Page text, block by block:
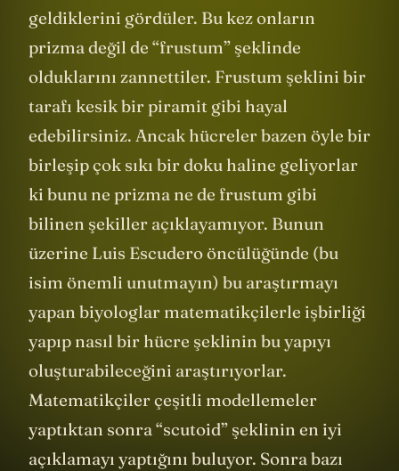
geldiklerini gördüler. Bu kez onların
prizma değil de “frustum” şeklinde
olduklarını zannettiler. Frustum şeklini bir
tarafı kesik bir piramit gibi hayal
edebilirsiniz. Ancak hücreler bazen öyle bir
birleşip çok sıkı bir doku haline geliyorlar
ki bunu ne prizma ne de frustum gibi
bilinen şekiller açıklayamıyor. Bunun
üzerine Luis Escudero öncülüğünde (bu
isim önemli unutmayın) bu araştırmayı
yapan biyologlar matematikçilerle işbirliği
yapıp nasıl bir hücre şeklinin bu yapıyı
oluşturabileceğini araştırıyorlar.
Matematikçiler çeşitli modellemeler
yaptıktan sonra “scutoid” şeklinin en iyi
açıklamayı yaptığını buluyor. Sonra bazı